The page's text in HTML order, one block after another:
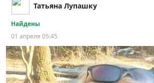
Татьяна Лупашку
Найдены
01 апреля 05:45